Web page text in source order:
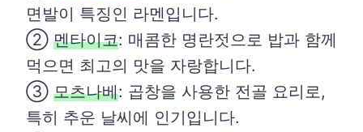
면발이 특징인 라멘입니다.
② 멘타이코: 매콤한 명란젓으로 밥과 함께
먹으면 최고의 맛을 자랑합니다.
③ 모츠나베: 곱창을 사용한 전골 요리로,
특히 추운 날씨에 인기입니다.